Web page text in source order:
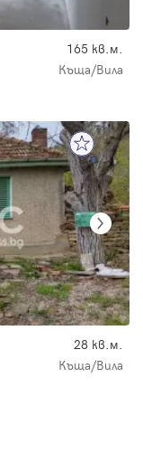
165 кв.м.
Къща/Вила
28 кв.м.
Къща/Вила